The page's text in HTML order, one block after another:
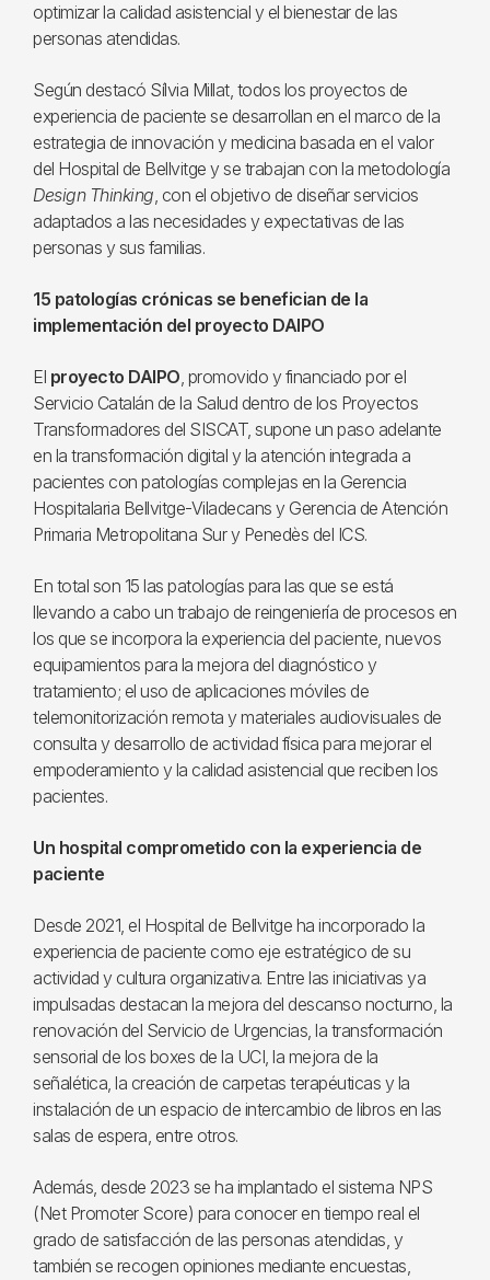
optimizar la calidad asistencial y el bienestar de las
personas atendidas.
Según destacó Sílvia Millat, todos los proyectos de
experiencia de paciente se desarrollan en el marco de la
estrategia de innovación y medicina basada en el valor
del Hospital de Bellvitge y se trabajan con la metodología
Design Thinking, con el objetivo de diseñar servicios
adaptados a las necesidades y expectativas de las
personas y sus familias.
15 patologías crónicas se benefician de la
implementación del proyecto DAIPO
El proyecto DAIPO, promovido y financiado por el
Servicio Catalán de la Salud dentro de los Proyectos
Transformadores del SISCAT, supone un paso adelante
en la transformación digital y la atención integrada a
pacientes con patologías complejas en la Gerencia
Hospitalaria Bellvitge-Viladecans y Gerencia de Atención
Primaria Metropolitana Sur y Penedès del ICS.
En total son 15 las patologías para las que se está
llevando a cabo un trabajo de reingeniería de procesos en
los que se incorpora la experiencia del paciente, nuevos
equipamientos para la mejora del diagnóstico y
tratamiento; el uso de aplicaciones móviles de
telemonitorización remota y materiales audiovisuales de
consulta y desarrollo de actividad física para mejorar el
empoderamiento y la calidad asistencial que reciben los
pacientes.
Un hospital comprometido con la experiencia de
paciente
Desde 2021, el Hospital de Bellvitge ha incorporado la
experiencia de paciente como eje estratégico de su
actividad y cultura organizativa. Entre las iniciativas ya
impulsadas destacan la mejora del descanso nocturno, la
renovación del Servicio de Urgencias, la transformación
sensorial de los boxes de la UCI, la mejora de la
señalética, la creación de carpetas terapéuticas y la
instalación de un espacio de intercambio de libros en las
salas de espera, entre otros.
Además, desde 2023 se ha implantado el sistema NPS
(Net Promoter Score) para conocer en tiempo real el
grado de satisfacción de las personas atendidas, y
también se recogen opiniones mediante encuestas,